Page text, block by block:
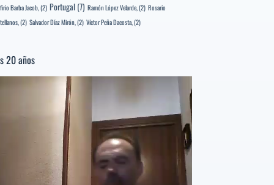
Barba Jacob,(2) Portugal (7) Ramón López Velarde,(2) Rosario
(2) Salvador Díaz Mirón,(2) Víctor Peña Dacosta,(2)
20 años